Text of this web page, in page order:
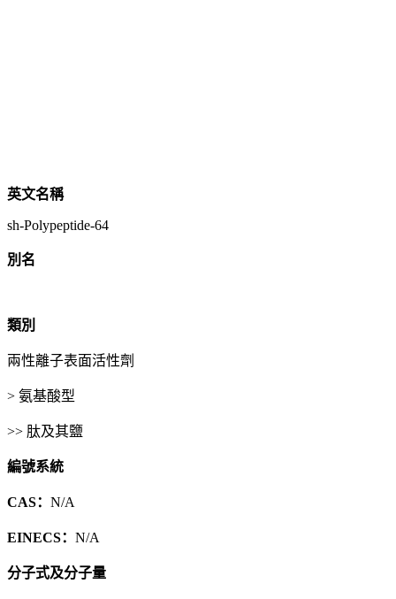
英文名稱
sh-Polypeptide-64
別名
類別
兩性離子表面活性劑
> 氨基酸型
>> 肽及其鹽
編號系統
CAS： N/A
EINECS： N/A
分子式及分子量